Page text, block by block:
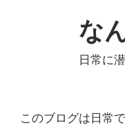
な
日常に
このブログは日常